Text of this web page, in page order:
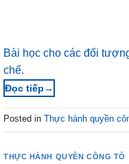
Bài học cho các đối
chế.
→
Posted in Thực hành quyền
THỰC HÀNH QUYỀN CÔNG TỐ